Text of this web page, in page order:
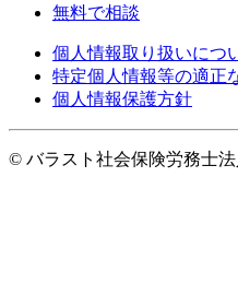
無料で相談
個人情報取り扱いにつ
特定個人情報等の適正
個人情報保護方針
© バラスト社会保険労務士法